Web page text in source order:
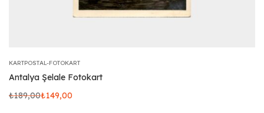
KARTPOSTAL-FOTOKART
Antalya Şelale Fotokart
₺189,00₺149,00